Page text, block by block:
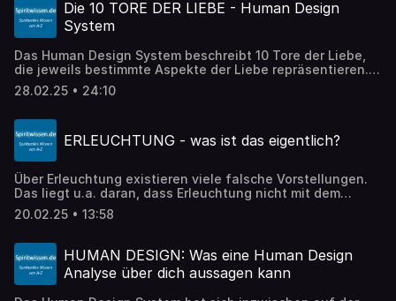
denen du nur auf die dahinterliegende Qualität zu achten
brauchst, um sie als Ausdruck der Liebe, der Gerechtigkeit
oder was auch immer zu erkennen. ALLES ist IMMER da -
allein durch die Selektion deiner Wahrnehmungen
entscheidest du, was du siehst und was nicht.
Die 10 TORE DER LIEBE - Human Design
System
Das Human Design System beschreibt 10 Tore der Liebe,
die jeweils bestimmte Aspekte der Liebe repräsentieren.
Falls eines oder mehrere dieser Tore bei dir aktiviert
wurden, sind dies die Aspekte, bei denen du Liebe zu dir
28.02.25 • 24:10
ERLEUCHTUNG - was ist das eigentlich?
Über Erleuchtung existieren viele falsche Vorstellungen.
Das liegt u.a. daran, dass Erleuchtung nicht mit dem
Verstand zu erfassen ist, weil dies ein Zustand jenseits
des Denkens ist. Ich beschreibe diesen Zustand in diesem
bist - es nur noch nicht weißt!
20.02.25 • 13:58
HUMAN DESIGN: Was eine Human Design
Analyse über dich aussagen kann